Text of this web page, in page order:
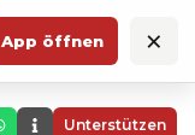
App öffnen ×
Unterstützen